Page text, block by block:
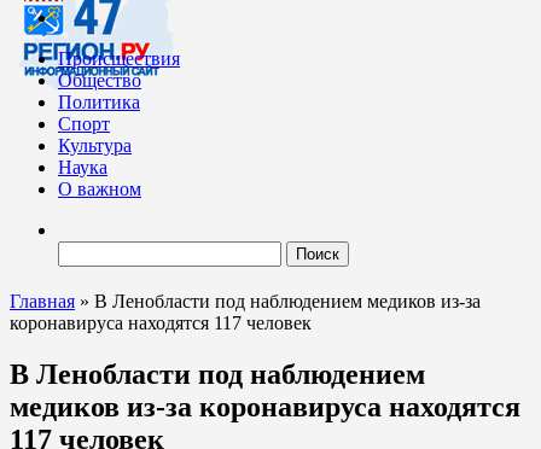
Происшествия
Общество
Политика
Спорт
Культура
Наука
О важном
Главная » В Ленобласти под наблюдением медиков из-за
коронавируса находятся 117 человек
В Ленобласти под наблюдением
медиков из-за коронавируса находятся
117 человек